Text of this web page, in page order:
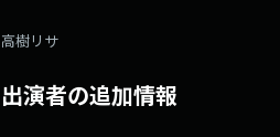
高樹リサ
出演者の追加情報